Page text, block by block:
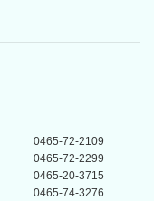
0465-72-2109
0465-72-2299
0465-20-3715
0465-74-3276